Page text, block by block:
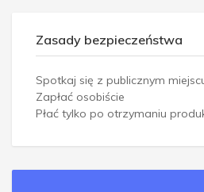
Zasady bezpieczeństwa
Spotkaj się z publicznym
Zapłać osobiście
Płać tylko po otrzymaniu